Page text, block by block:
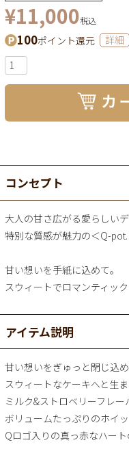
¥11,000税込
100ポイント還元 詳細
コンセプト
大人の甘さ広がる愛らしい
特別な質感が魅力の＜Q-
甘い想いを手紙に込めて。
スウィートでロマンティッ
アイテム説明
甘い想いをぎゅっと閉じ込
スウィートなケーキへと生ま
ミルク&ストロベリーフレー
ボリュームたっぷりのホイ
Qロゴ入りの真っ赤なハート